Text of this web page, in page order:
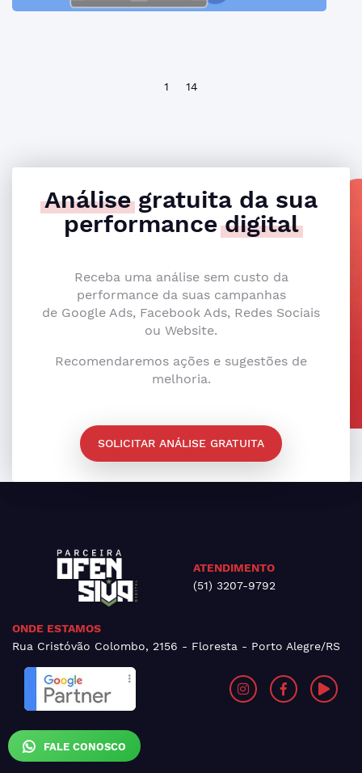
FALE CONOSCO
1 14
Análisegratuita da sua
performancedigital
Receba uma análise sem custo da
performance da suas campanhas
de Google Ads, Facebook Ads, Redes Sociais
ou Website.
Recomendaremos ações e sugestões de
melhoria.
SOLICITAR ANÁLISE GRATUITA
ATENDIMENTO
(51) 3207-9792
ONDE ESTAMOS
Rua Cristóvão Colombo, 2156 - Floresta - Porto Alegre/RS